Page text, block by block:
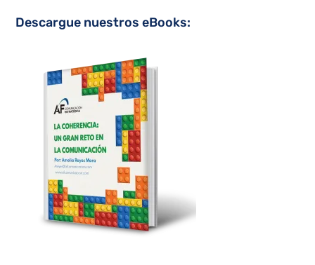
Descargue nuestros eBooks: